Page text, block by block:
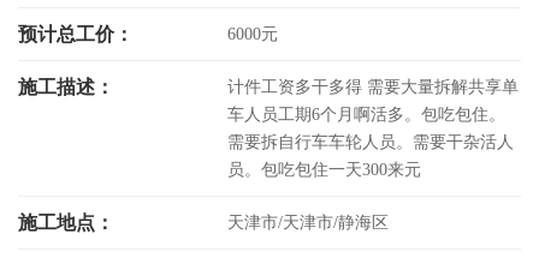
预计总工价： 6000元
施工描述：
计件工资多干多得 需要大量拆解共享单
车人员工期6个月啊活多。包吃包住。
需要拆自行车车轮人员。需要干杂活人
员。包吃包住一天300来元
施工地点： 天津市/天津市/静海区